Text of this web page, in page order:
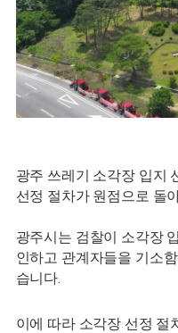
광주 쓰레기 소각장 입지
선정 절차가 원점으로 돌
광주시는 검찰이 소각장
인하고 관계자들을 기소
습니다.
이에 따라 소각장 선정 절